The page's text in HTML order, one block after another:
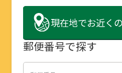
現在地でお近く
郵便番号で探す